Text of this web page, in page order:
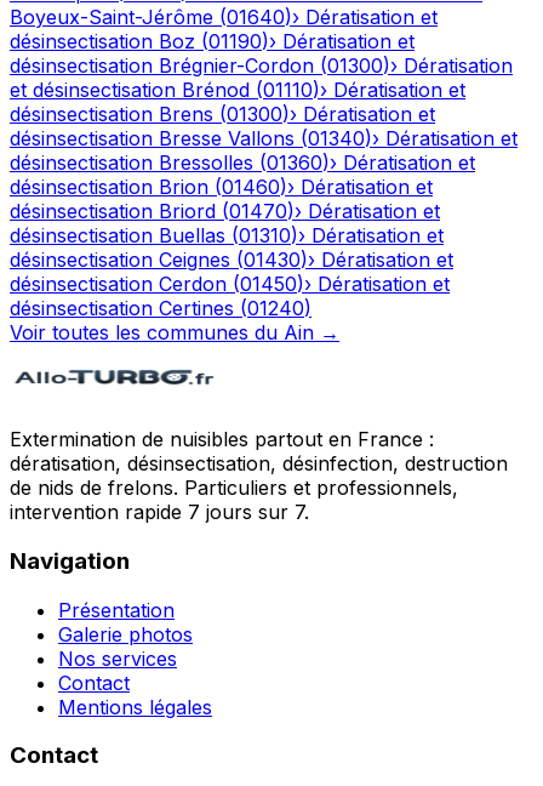
Boyeux-Saint-Jérôme (01640)› Dératisation et
désinsectisation Boz (01190)› Dératisation et
désinsectisation Brégnier-Cordon (01300)› Dératisation
et désinsectisation Brénod (01110)› Dératisation et
désinsectisation Brens (01300)› Dératisation et
désinsectisation Bresse Vallons (01340)› Dératisation et
désinsectisation Bressolles (01360)› Dératisation et
désinsectisation Brion (01460)› Dératisation et
désinsectisation Briord (01470)› Dératisation et
désinsectisation Buellas (01310)› Dératisation et
désinsectisation Ceignes (01430)› Dératisation et
désinsectisation Cerdon (01450)› Dératisation et
désinsectisation Certines (01240)
Voir toutes les communes du Ain →
Extermination de nuisibles partout en France :
dératisation, désinsectisation, désinfection, destruction
de nids de frelons. Particuliers et professionnels,
intervention rapide 7 jours sur 7.
Navigation
Présentation
Galerie photos
Nos services
Contact
Mentions légales
Contact